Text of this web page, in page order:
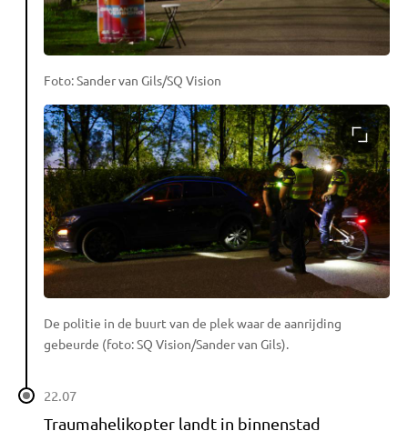
Foto: Sander van Gils/SQ Vision
De politie in de buurt van de plek waar de aanrijding
gebeurde (foto: SQ Vision/Sander van Gils).
22.07
Traumahelikopter landt in binnenstad